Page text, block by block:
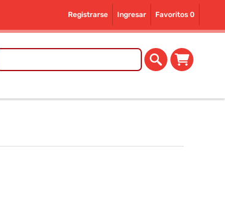
Registrarse Ingresar Favoritos 0